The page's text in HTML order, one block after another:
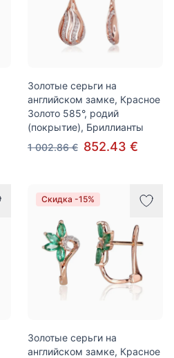
Золотые серьги на
английском замке, Красное
Золото 585°, родий
(покрытие), Бриллианты
1 002.86 € 852.43 €
Скидка -15%
Золотые серьги на
английском замке, Красное